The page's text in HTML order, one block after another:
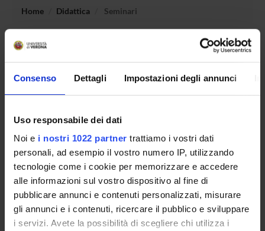
Consenso Dettagli Impostazioni degli annunci
Uso responsabile dei dati
Noi e i nostri 1022 partner trattiamo i vostri dati
personali, ad esempio il vostro numero IP, utilizzando
tecnologie come i cookie per memorizzare e accedere
alle informazioni sul vostro dispositivo al fine di
pubblicare annunci e contenuti personalizzati, misurare
gli annunci e i contenuti, ricercare il pubblico e sviluppare
i servizi. Avete la possibilità di scegliere chi utilizza i
Home Didattica Seminari
Non è stato trovato alcun seminario relativo
all'insegnamento Laboratorio - didattica per le disabilita'
sensoriali.
OFFERTA FORMATIVA
CORSI DI STUDIO
DOTTORATI, MASTER E FORMAZIONE SUPERIORE
Contatti
Persone